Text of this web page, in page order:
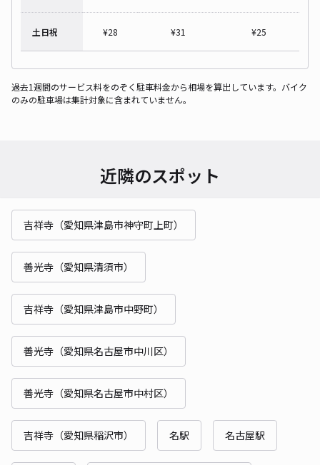
土日祝 ¥28 ¥31 ¥25
過去1週間のサービス料をのぞく駐車料金から相場を算出しています。バイク
のみの駐車場は集計対象に含まれていません。
近隣のスポット
吉祥寺（愛知県津島市神守町上町）
善光寺（愛知県清須市）
吉祥寺（愛知県津島市中野町）
善光寺（愛知県名古屋市中川区）
善光寺（愛知県名古屋市中村区）
吉祥寺（愛知県稲沢市） 名駅 名古屋駅